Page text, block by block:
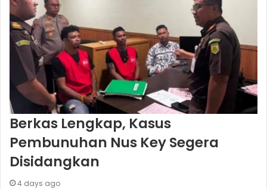
Berkas Lengkap, Kasus
Pembunuhan Nus Key Segera
Disidangkan
4 days ago